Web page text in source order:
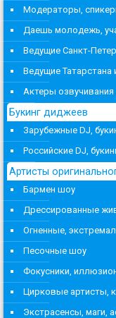
Модераторы,
Даешь молодежь,
Ведущие Санкт-
Ведущие Татарстана
Актеры
Букинг диджеев
Зарубежные DJ,
Российские DJ,
Артисты
Бармен шоу
Дрессированные
Огненные,
Песочные шоу
Фокусники,
Цирковые артисты,
Экстрасенсы, маги,